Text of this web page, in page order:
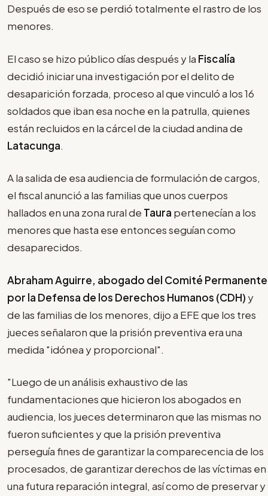
Después de eso se perdió totalmente el rastro de los
menores.
El caso se hizo público días después y la Fiscalía
decidió iniciar una investigación por el delito de
desaparición forzada, proceso al que vinculó a los 16
soldados que iban esa noche en la patrulla, quienes
están recluidos en la cárcel de la ciudad andina de
Latacunga.
A la salida de esa audiencia de formulación de cargos,
el fiscal anunció a las familias que unos cuerpos
hallados en una zona rural de Taura pertenecían a los
menores que hasta ese entonces seguían como
desaparecidos.
Abraham Aguirre, abogado del Comité Permanente
por la Defensa de los Derechos Humanos (CDH) y
de las familias de los menores, dijo a EFE que los tres
jueces señalaron que la prisión preventiva era una
medida "idónea y proporcional".
"Luego de un análisis exhaustivo de las
fundamentaciones que hicieron los abogados en
audiencia, los jueces determinaron que las mismas no
fueron suficientes y que la prisión preventiva
perseguía fines de garantizar la comparecencia de los
procesados, de garantizar derechos de las víctimas en
una futura reparación integral, así como de preservar y